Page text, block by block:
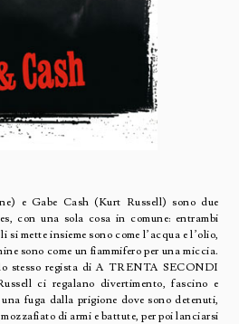
e Gabe Cash (Kurt Russell) sono due
con una sola cosa in comune: entrambi
si mette insieme sono come l’acqua e l’olio,
sono come un fiammifero per una miccia.
stesso regista di A TRENTA SECONDI
ci regalano divertimento, fascino e
fuga dalla prigione dove sono detenuti,
di armi e battute, per poi lanciarsi